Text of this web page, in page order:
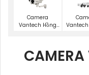
Camera
Vantech Hồng
Vantech